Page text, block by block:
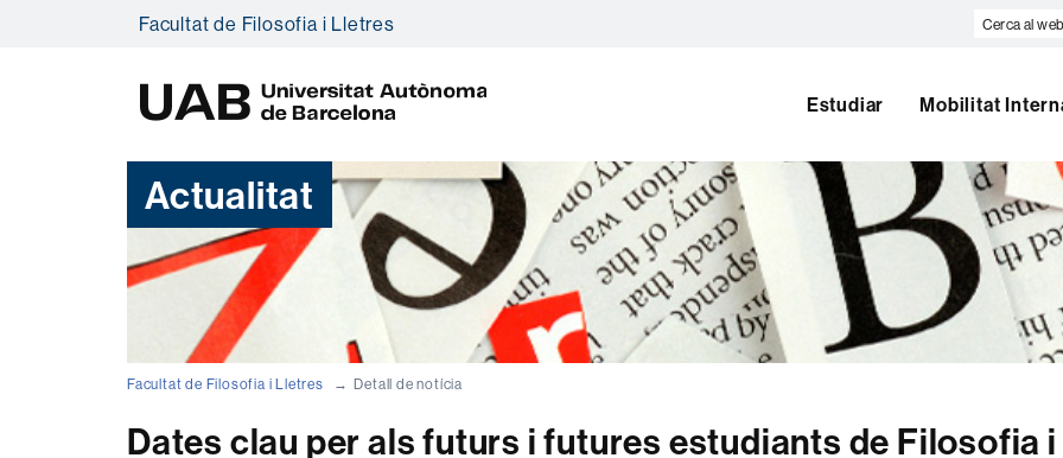
Facultat de Filosofia i Lletres
Cerca
A
Estudiar Mobilitat
Actualitat
Facultat de Filosofia i Lletres Detall de notícia
Dates clau per als futurs i futures estudiants de Filosofia i